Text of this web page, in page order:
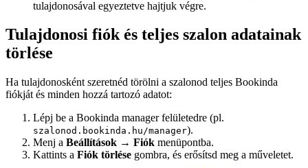
tulajdonosával egyeztetve hajtjuk végre.
Tulajdonosi fiók és teljes szalon adatainak
törlése
Ha tulajdonosként szeretnéd törölni a szalonod teljes Bookinda
fiókját és minden hozzá tartozó adatot:
Lépj be a Bookinda manager felületedre (pl.
szalonod.bookinda.hu/manager).
Menj a Beállítások → Fiók menüpontba.
Kattints a Fiók törlése gombra, és erősítsd meg a műveletet.